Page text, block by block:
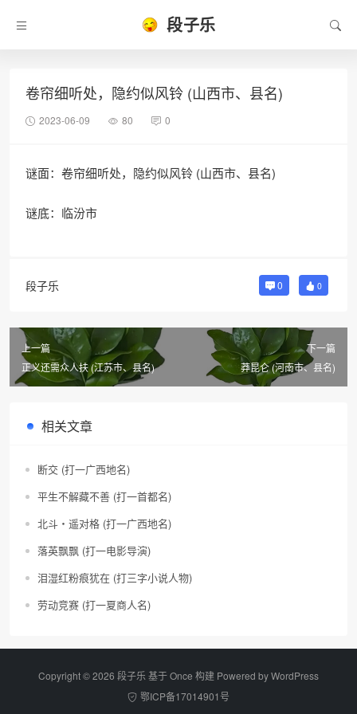
段子乐
卷帘细听处，隐约似风铃 (山西市、县名)
2023-06-09 80 0
谜面：卷帘细听处，隐约似风铃 (山西市、县名)
谜底：临汾市
段子乐 0 0
上一篇
正义还需众人扶 (江苏市、县名)
下一篇
莽昆仑 (河南市、县名)
相关文章
断交 (打一广西地名)
平生不解藏不善 (打一首都名)
北斗・遥对格 (打一广西地名)
落英飘飘 (打一电影导演)
泪湿红粉痕犹在 (打三字小说人物)
劳动竞赛 (打一夏商人名)
Copyright © 2026 段子乐 基于 Once 构建 Powered byWordPress
鄂ICP备17014901号